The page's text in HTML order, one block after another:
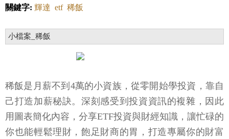
關鍵字: 輝達 etf 稀飯
小檔案_稀飯
稀飯是月薪不到4萬的小資族，從零開始學投資，靠自
己打造加薪秘訣。深刻感受到投資資訊的複雜，因此
用圖表簡化內容，分享ETF投資與財經知識，讓忙碌的
你也能輕鬆理財，飽足財商的胃，打造專屬你的財富